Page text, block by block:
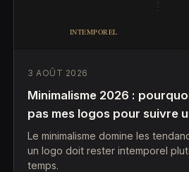
3 AOÛT 2026
Minimalisme 2026 :
pas mes logos pour suivre
Le minimalisme domine les
un logo doit rester intemporel
temps.